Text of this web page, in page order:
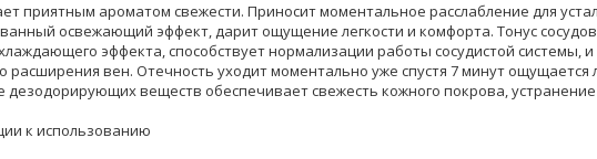
приятным ароматом свежести. Приносит моментальное расслабление для
освежающий эффект, дарит ощущение легкости и комфорта. Тонус
эффекта, способствует нормализации работы сосудистой системы,
расширения вен. Отечность уходит моментально уже спустя 7 минут ощущается
дезодорирующих веществ обеспечивает свежесть кожного покрова, устранение
к использованию